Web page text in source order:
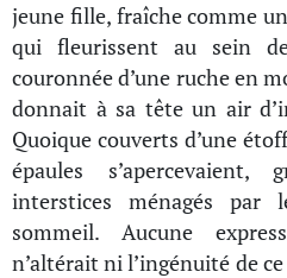
jeune fille, fraîche comme
qui fleurissent au sein
couronnée d’une ruche en
donnait à sa tête un air
Quoique couverts d’une
épaules
interstices ménagés par
sommeil. Aucune
n’altérait ni l’ingénuité de